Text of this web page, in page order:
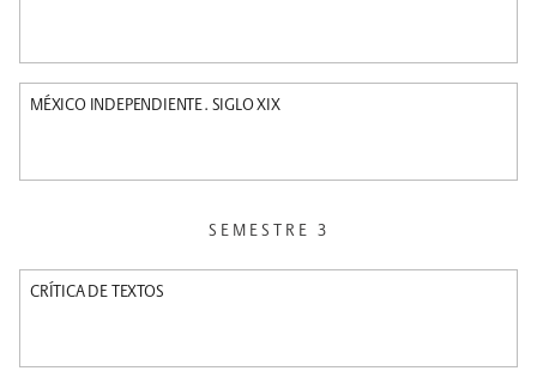
MÉXICO INDEPENDIENTE. SIGLO XIX
SEMESTRE 3
CRÍTICA DE TEXTOS